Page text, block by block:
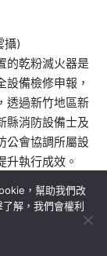
攝)
的乾粉滅火器是
備檢修申報，
透過新竹地區新
縣消防設備士及
公會協調所屬設
升執行成效。
，幫助我們改
解，我們會權利